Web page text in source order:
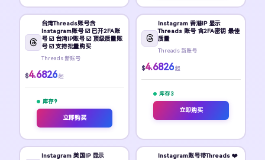
台湾Threads账号含
Instagram账号 ☑️ 已开2FA账
号 ☑️ 台湾IP账号 ☑️ 顶级质量账
号 ☑️ 支持批量购买
Threads 新账号
$4.6826 起
库存 9
立即购买
Instagram 香港IP 显示
Threads 账号 含2FA密钥 最佳
质量
Threads 新账号
$4.6826 起
库存 3
立即购买
Instagram 美国IP 显示
Instagram账号带Threads ❤️